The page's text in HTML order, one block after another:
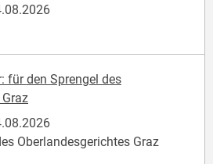
für den Sprengel des
Oberlandesgerichtes Graz